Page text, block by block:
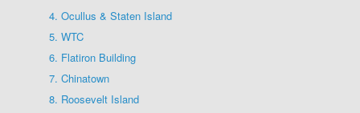
4. Ocullus & Staten Island
5. WTC
6. Flatiron Building
7. Chinatown
8. Roosevelt Island